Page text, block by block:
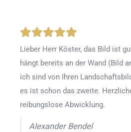
Lieber Herr Köster, das Bild ist
hängt bereits an der Wand (Bild
ich sind von Ihren
es ist schon das zweite.
reibungslose Abwicklung.
Alexander Bendel